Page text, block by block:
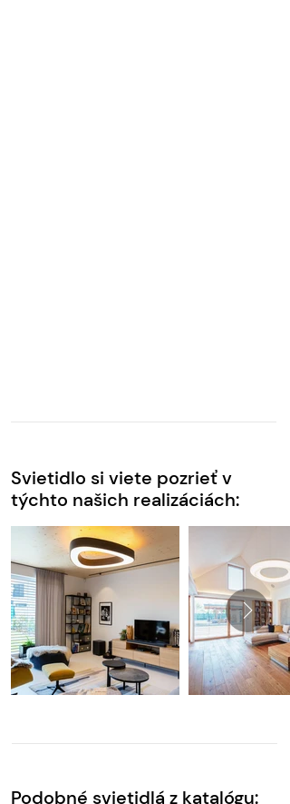
Svietidlo si viete pozrieť v
týchto našich realizáciách:
Podobné svietidlá z katalógu: